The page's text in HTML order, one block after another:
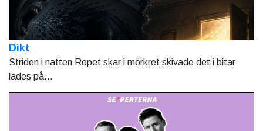
Dikt
Striden i natten Ropet skar i mörkret skivade det i bitar
lades på...